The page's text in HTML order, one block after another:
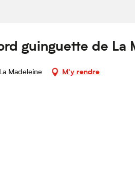
guinguette de La
Madeleine M'y rendre